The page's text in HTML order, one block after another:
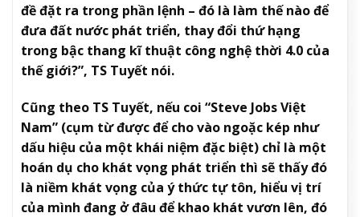
đề đặt ra trong phần lệnh – đó là làm thế nào để
đưa đất nước phát triển, thay đổi thứ hạng
trong bậc thang kĩ thuật công nghệ thời 4.0 của
thế giới?”, TS Tuyết nói.
Cũng theo TS Tuyết, nếu coi “Steve Jobs Việt
Nam” (cụm từ được để cho vào ngoặc kép như
dấu hiệu của một khái niệm đặc biệt) chỉ là một
hoán dụ cho khát vọng phát triển thì sẽ thấy đó
là niềm khát vọng của ý thức tự tôn, hiểu vị trí
của mình đang ở đâu để khao khát vươn lên, đó